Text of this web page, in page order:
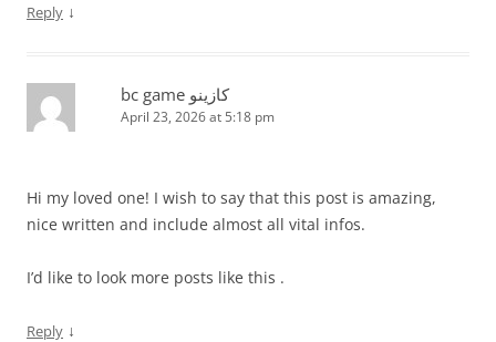
Reply ↓
bc game كازينو
April 23, 2026 at 5:18 pm
Hi my loved one! I wish to say that this post is amazing,
nice written and include almost all vital infos.
I’d like to look more posts like this .
Reply ↓